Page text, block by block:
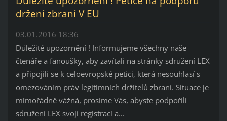
držení zbraní V EU
03.01.2016 18:36
Důležité upozornění ! Informujeme všechny naše
čtenáře a fanoušky, aby zavítali na stránky sdružení LEX
a připojili se k celoevropské petici, která nesouhlasí s
omezováním práv legitimních držitelů zbraní. Situace je
mimořádně vážná, prosíme Vás, abyste podpořili
sdružení LEX svojí registrací a...